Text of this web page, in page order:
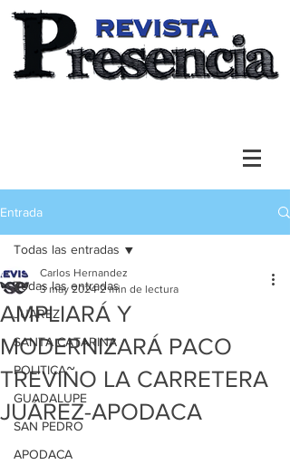
Entrada
Todas las entradas
JUAREZ
SANTA CATARINA
POLITICA
GUADALUPE
SAN PEDRO
APODACA
Todas las entradas
AMPLIARÁ Y
MODERNIZARÁ PACO
TREVIÑO LA CARRETERA
JUÁREZ-APODACA
Carlos Hernandez
3 may 2024 2 min de lectura